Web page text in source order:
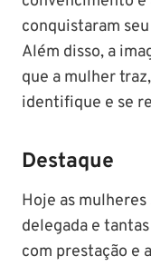
conquistaram
Além disso, a
que a mulher
identifique e se
Destaque
Hoje as
delegada e
com prestação e